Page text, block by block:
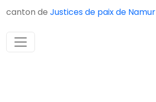
canton de Justices de paix de Namur